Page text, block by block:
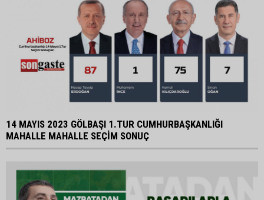
14 MAYIS 2023 GÖLBAŞI 1.TUR CUMHURBAŞKANLIĞI
MAHALLE MAHALLE SEÇİM SONUÇ